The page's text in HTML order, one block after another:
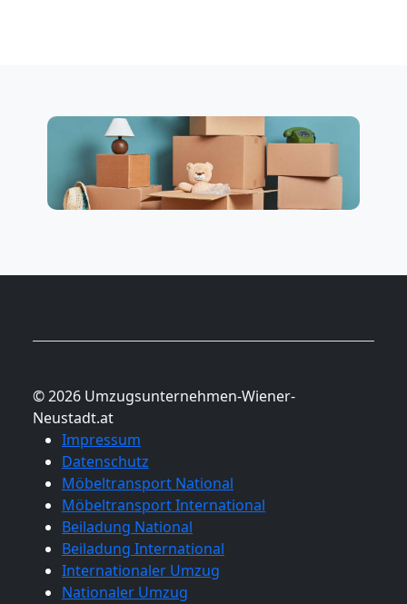
© 2026 Umzugsunternehmen-Wiener-
Neustadt.at
Impressum
Datenschutz
Möbeltransport National
Möbeltransport International
Beiladung National
Beiladung International
Internationaler Umzug
Nationaler Umzug
Umzug
Nationaler